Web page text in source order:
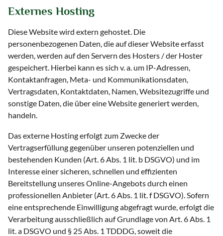
Externes Hosting
Diese Website wird extern gehostet. Die
personenbezogenen Daten, die auf dieser Website erfasst
werden, werden auf den Servern des Hosters / der Hoster
gespeichert. Hierbei kann es sich v. a. um IP-Adressen,
Kontaktanfragen, Meta- und Kommunikationsdaten,
Vertragsdaten, Kontaktdaten, Namen, Websitezugriffe und
sonstige Daten, die über eine Website generiert werden,
handeln.
Das externe Hosting erfolgt zum Zwecke der
Vertragserfüllung gegenüber unseren potenziellen und
bestehenden Kunden (Art. 6 Abs. 1 lit. b DSGVO) und im
Interesse einer sicheren, schnellen und effizienten
Bereitstellung unseres Online-Angebots durch einen
professionellen Anbieter (Art. 6 Abs. 1 lit. f DSGVO). Sofern
eine entsprechende Einwilligung abgefragt wurde, erfolgt die
Verarbeitung ausschließlich auf Grundlage von Art. 6 Abs. 1
lit. a DSGVO und § 25 Abs. 1 TDDDG, soweit die